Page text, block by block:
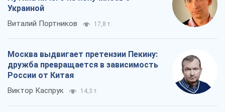
Украиной
Виталий Портников 17,8 т.
Москва выдвигает претензии Пекину:
дружба превращается в зависимость
России от Китая
Виктор Каспрук 14,3 т.